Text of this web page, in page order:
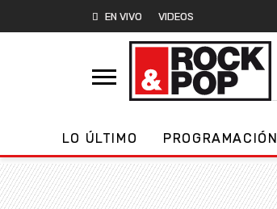
EN VIVO VIDEOS
LO ÚLTIMO PROGRAMACIÓN